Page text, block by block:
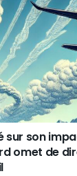
sur son
omet de